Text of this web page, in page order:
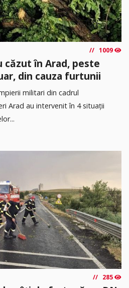
1009
căzut în Arad, peste
din cauza furtunii
militari din cadrul
Arad au intervenit în 4 situații
285